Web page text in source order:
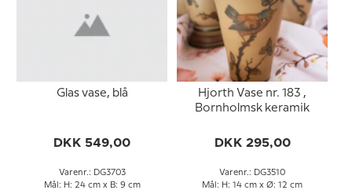
Glas vase, blå
DKK 549,00
Varenr.: DG3703
Mål: H: 24 cm x B: 9 cm
Hjorth Vase nr. 183 ,
Bornholmsk keramik
DKK 295,00
Varenr.: DG3510
Mål: H: 14 cm x Ø: 12 cm